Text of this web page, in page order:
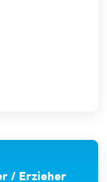
/ Erzieher